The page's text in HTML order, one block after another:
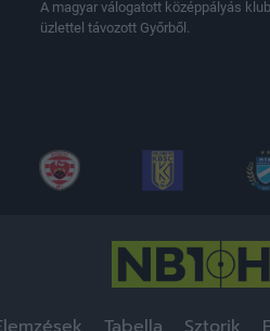
A magyar válogatott középpályás
üzlettel távozott Győrből.